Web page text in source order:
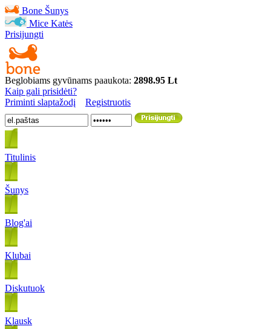
Bone Šunys
Mice Katės
Prisijungti
Beglobiams gyvūnams paaukota: 2898.95 Lt
Kaip gali prisidėti?
Priminti slaptažodį
Registruotis
Titulinis
Šunys
Blog'ai
Klubai
Diskutuok
Klausk